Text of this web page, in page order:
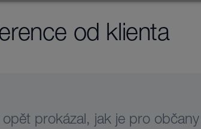
od klienta
prokázal, jak je pro